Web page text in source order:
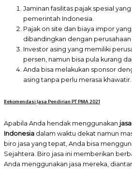
Jaminan fasilitas pajak spesial
pemerintah Indonesia.
Pajak on site dan biaya impor
dibandingkan dengan perusahaan
Investor asing yang memiliki
persen, namun bisa pula kurang
Anda bisa melakukan sponsor
asing tanpa perlu merasa khawatir.
Rekomendasi Jasa PendirianPTPMA 2021
Apabila Anda hendak menggunakan
Indonesia dalam waktu dekat namun
biro jasa yang tepat, Anda bisa
Sejahtera. Biro jasa ini memberikan
Anda menggunakan jasa mereka,